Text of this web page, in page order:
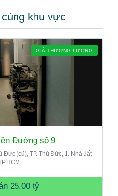
khu vực
GIÁ THƯƠNG LƯỢNG
Đường số 9
Đức (cũ), TP. Thủ Đức, 1. Nhà đất
25.00 tỷ